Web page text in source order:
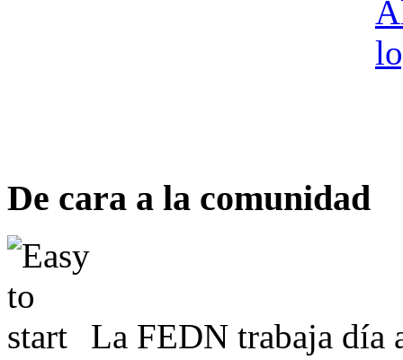
De cara a la comunidad
La FEDN trabaja día